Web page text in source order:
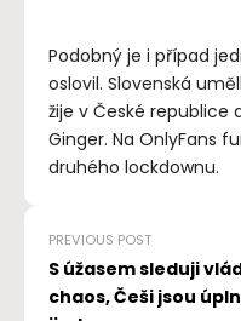
Podobný je i případ
oslovil. Slovenská
žije v České republice
Ginger. Na OnlyFans
druhého lockdownu.
PREVIOUS POST
S úžasem sleduji
chaos, Češi jsou